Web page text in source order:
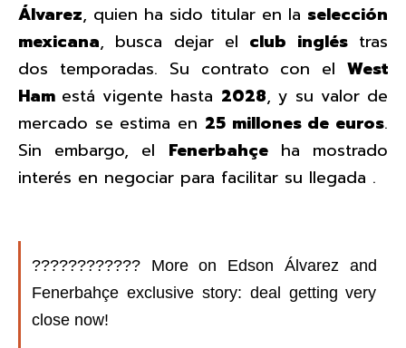
Álvarez, quien ha sido titular en la selección
mexicana, busca dejar el club ingléstras
dos temporadas. Su contrato con el West
Ham está vigente hasta 2028, y su valor de
mercado se estima en 25 millones de euros.
Sin embargo, el Fenerbahçeha mostrado
interés en negociar para facilitar su llegada .
???????????? More on Edson Álvarez and
Fenerbahçe exclusive story: deal getting very
close now!